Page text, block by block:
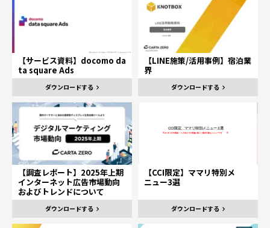
【サービス資料】docomo da
ta square Ads
ダウンロードする
【LINE施策/活用事例】宿泊業
界
ダウンロードする
【調査レポート】2025年上期
インターネット広告市場動向
およびトレンドについて
ダウンロードする
【CCI限定】ママリ特別メ
ニュー3選
ダウンロードする